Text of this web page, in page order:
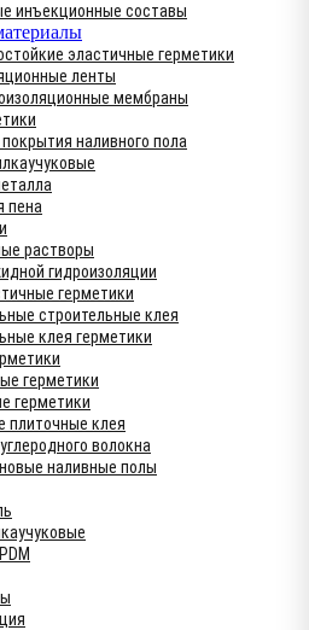
инъекционные составы
эластичные герметики
ленты
мембраны
наливного пола
пена
растворы
гидроизоляции
герметики
строительные клея
клея герметики
герметики
герметики
плиточные клея
волокна
наливные полы